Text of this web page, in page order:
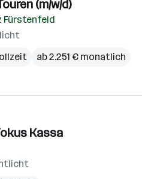
(m/w/d)
Fürstenfeld
ab 2.251 € monatlich
Kassa